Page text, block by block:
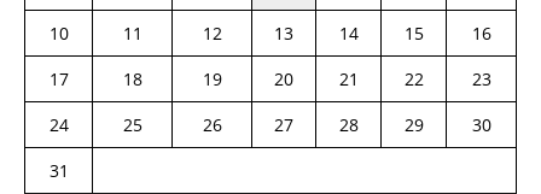
10
11 12 13 14 15
16
17
18 19 20 21 22
23
24
25 26 27 28 29
30
31